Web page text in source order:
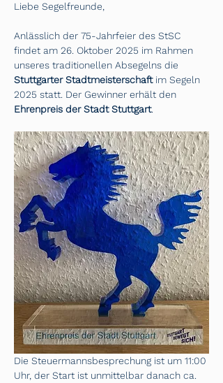
Liebe Segelfreunde,
Anlässlich der 75-Jahrfeier des StSC
findet am 26. Oktober 2025 im Rahmen
unseres traditionellen Absegelns die
Stuttgarter Stadtmeisterschaft im Segeln
2025 statt. Der Gewinner erhält den
Ehrenpreis der Stadt Stuttgart.
Die Steuermannsbesprechung ist um 11:00
Uhr, der Start ist unmittelbar danach ca.